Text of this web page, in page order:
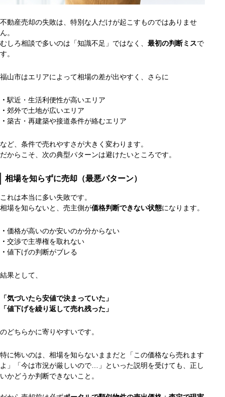
不動産売却の失敗は、特別な人だけが起こすものではありませ
ん。
むしろ相談で多いのは「知識不足」ではなく、 最初の判断ミスで
す。
福山市はエリアによって相場の差が出やすく、さらに
・ 駅近・生活利便性が高いエリア
・ 郊外で土地が広いエリア
・ 築古・再建築や接道条件が絡むエリア
など、条件で売れやすさが大きく変わります。
だからこそ、次の典型パターンは避けたいところです。
相場を知らずに売却（最悪パターン）
これは本当に多い失敗です。
相場を知らないと、売主側が価格判断できない状態になります。
・ 価格が高いのか安いのか分からない
・ 交渉で主導権を取れない
・ 値下げの判断がブレる
結果として、
「気づいたら安値で決まっていた」
「値下げを繰り返して売れ残った」
のどちらかに寄りやすいです。
特に怖いのは、相場を知らないままだと「この価格なら売れます
よ」「今は市況が厳しいので…」といった説明を受けても、正し
いかどうか判断できないこと。